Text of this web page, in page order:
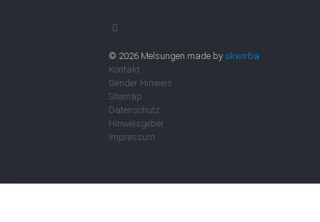
© 2026 Melsungen made by skwirba
Kontakt
Gender Hinweis
Sitemap
Datenschutz
Hinweisgeber
Impressum